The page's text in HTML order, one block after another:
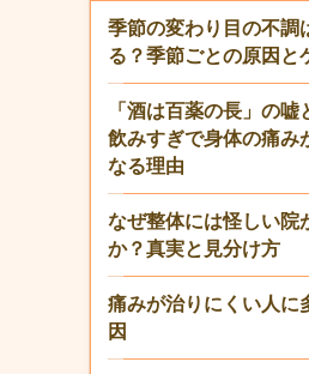
季節の変わり目の不調
る？季節ごとの原因と
「酒は百薬の長」の嘘
飲みすぎで身体の痛み
なる理由
なぜ整体には怪しい院
か？真実と見分け方
痛みが治りにくい人に
因